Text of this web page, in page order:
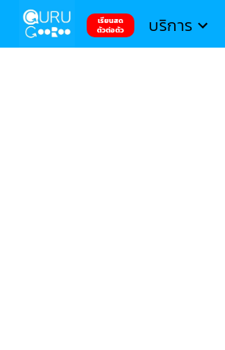
เรียนสด
ตัวต่อตัว
บริการ